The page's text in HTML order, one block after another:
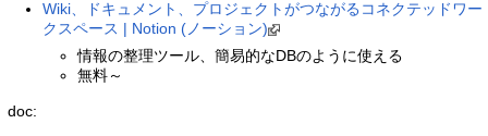
Wiki、ドキュメント、プロジェクトがつながるコネクテッドワー
クスペース | Notion (ノーション)
情報の整理ツール、簡易的なDBのように使える
無料～
doc: